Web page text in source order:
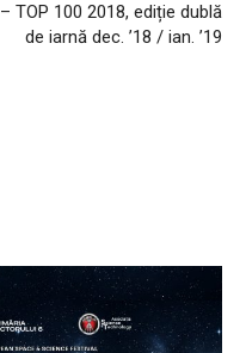
– TOP 100 2018, ediție dublă
de iarnă dec. ’18 / ian. ’19